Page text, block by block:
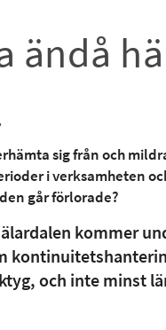
ändå
sig från och
i verksamheten
går förlorade?
kommer
och inte minst